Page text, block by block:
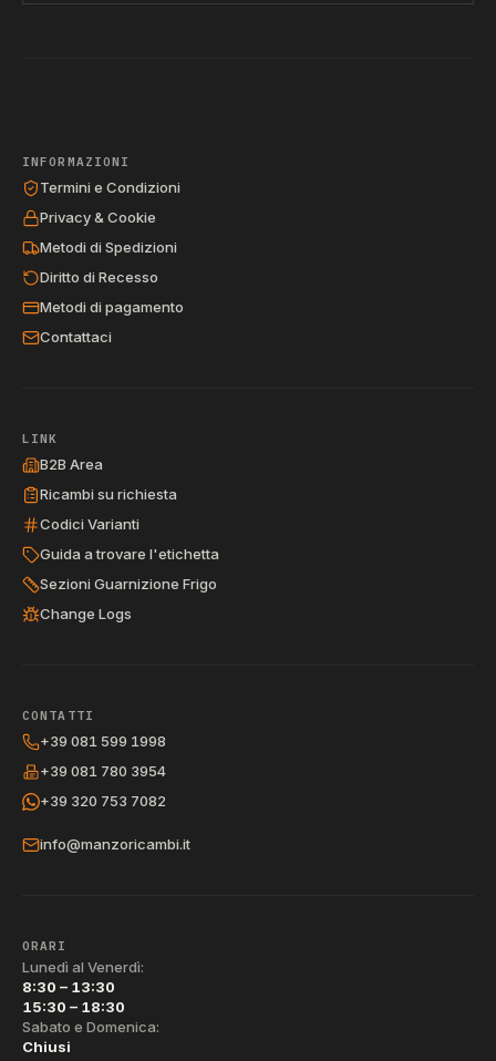
INFORMAZIONI
Termini e Condizioni
Privacy & Cookie
Metodi di Spedizioni
Diritto di Recesso
Metodi di pagamento
Contattaci
LINK
B2B Area
Ricambi su richiesta
Codici Varianti
Guida a trovare l'etichetta
Sezioni Guarnizione Frigo
Change Logs
CONTATTI
+39 081 599 1998
+39 081 780 3954
+39 320 753 7082
info@manzoricambi.it
ORARI
Lunedì al Venerdì:
8:30 – 13:30
15:30 – 18:30
Sabato e Domenica:
Chiusi